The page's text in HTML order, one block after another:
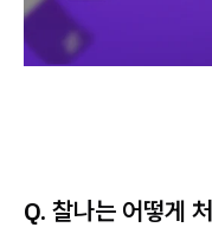
Q. 찰나는 어떻게